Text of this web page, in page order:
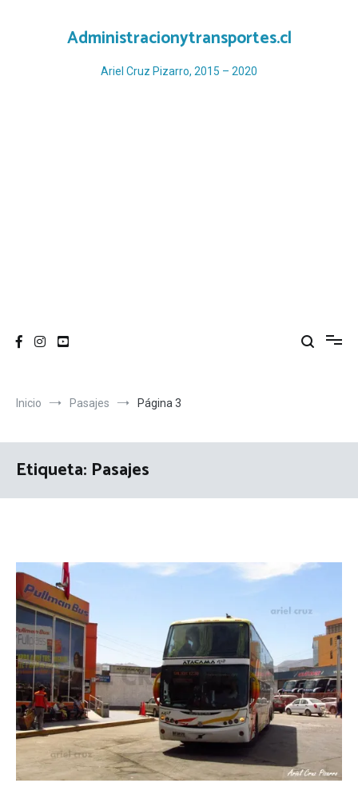
Administracionytransportes.cl
Ariel Cruz Pizarro, 2015 – 2020
Inicio Pasajes Página 3
Etiqueta: Pasajes